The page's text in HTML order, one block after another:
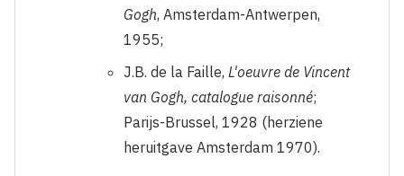
Gogh, Amsterdam-Antwerpen,
1955;
J.B. de la Faille, L'oeuvre de Vincent
van Gogh, catalogue raisonné;
Parijs-Brussel, 1928 (herziene
heruitgave Amsterdam 1970).